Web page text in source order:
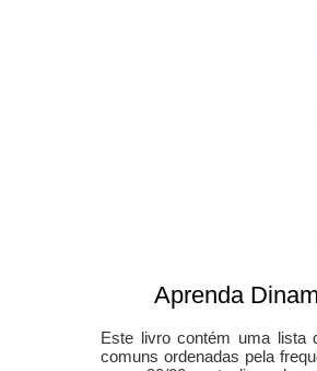
Aprenda
Este livro contém uma lista
comuns ordenadas pela